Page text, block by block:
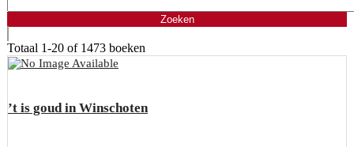
Totaal 1-20 of 1473 boeken
’t is goud in Winschoten